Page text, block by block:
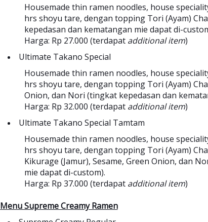
Housemade thin ramen noodles, house
hrs shoyu tare, dengan topping Tori (Ayam)
kepedasan dan kematangan mie dapat di-
Harga: Rp 27.000 (terdapat additional item)
Ultimate Takano Special
Housemade thin ramen noodles, house
hrs shoyu tare, dengan topping Tori (Ayam)
Onion, dan Nori (tingkat kepedasan dan
Harga: Rp 32.000 (terdapat additional item)
Ultimate Takano Special Tamtam
Housemade thin ramen noodles, house
hrs shoyu tare, dengan topping Tori (Ayam)
Kikurage (Jamur), Sesame, Green Onion, dan
mie dapat di-custom).
Harga: Rp 37.000 (terdapat additional item)
Menu Supreme Creamy Ramen